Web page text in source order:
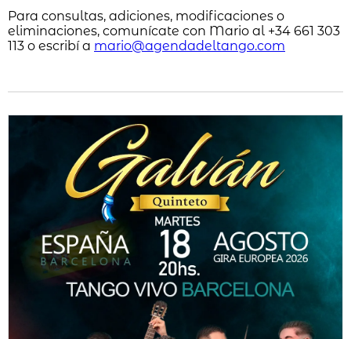
Para consultas, adiciones, modificaciones o
eliminaciones, comunícate con Mario al +34 661 303
113 o escribí a mario@agendadeltango.com